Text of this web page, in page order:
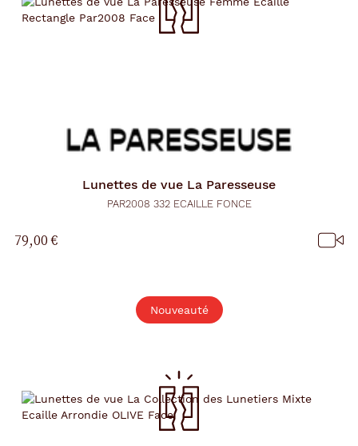
Lunettes de vue La Paresseuse
PAR2008 332 ECAILLE FONCE
79,00 €
Nouveauté